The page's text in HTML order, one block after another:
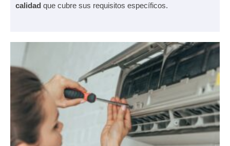
calidad que cubre sus requisitos específicos.